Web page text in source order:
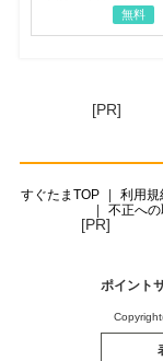
無料
[PR]
すぐたまTOP 利用規
不正へ
[PR]
ポイント